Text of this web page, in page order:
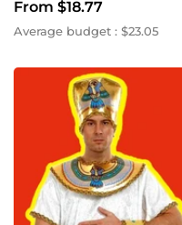
performante et adaptée à ton
travailler avec moi ? Expertise réelle en SEO &amp;
transparente,
Accompagnement
locales, e‑commerces et
booster votre visibilité et
Contactez‑moi
stratégie SEO +
secteur, avec des
semaines. Cliquez sur
commence aujourd’hui.
From $18.77
Average budget : $23.05